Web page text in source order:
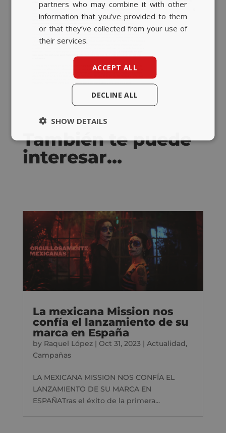
También te puede
interesar…
La mexicana Mission nos
confía el lanzamiento de su
marca en España
by Raquel López| Oct 31, 2023| Actualidad,
Campañas
LA MEXICANA MISSION NOS CONFÍA EL
LANZAMIENTO DE SU MARCA EN
ESPAÑATras el éxito de la primera...
ENGLISH
partners who may combine it with other
information that you’ve provided to them
or that they’ve collected from your use of
their services.
ACCEPT ALL
DECLINE ALL
SHOW DETAILS